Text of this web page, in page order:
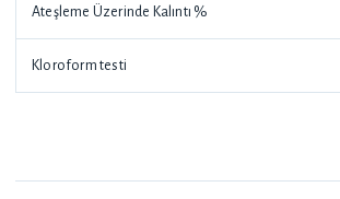
Ateşleme Üzerinde Kalıntı %
Kloroform testi